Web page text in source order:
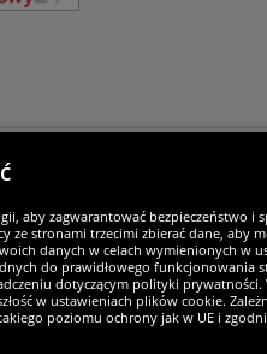
Jesteśmy wyjątkowi
aby zagwarantować bezpieczeństwo
ze stronami trzecimi zbierać dane,
danych w celach wymienionych w
do prawidłowego funkcjonowania
dotyczącym polityki
w ustawieniach plików cookie.
poziomu ochrony jak w UE i